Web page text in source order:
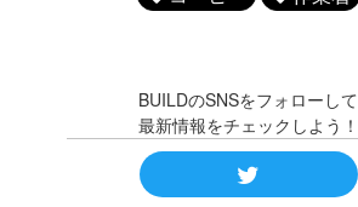
BUILDのSNSをフォローして
最新情報をチェックしよう！